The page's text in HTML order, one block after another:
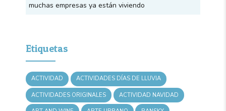
muchas empresas ya están viviendo
Etiquetas
ACTIVIDAD ACTIVIDADES DÍAS DE LLUVIA
ACTIVIDADES ORIGINALES ACTIVIDAD NAVIDAD